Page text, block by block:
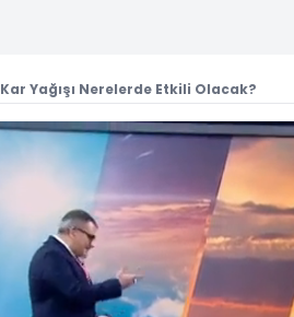
Kar Yağışı Nerelerde Etkili Olacak?